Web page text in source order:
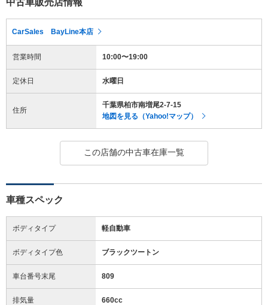
CarSales BayLine本店
営業時間 10:00〜19:00
定休日 水曜日
住所
千葉県柏市南増尾2-7-15
地図を見る（Yahoo!マップ）
この店舗の中古車在庫一覧
車種スペック
ボディタイプ 軽自動車
ボディタイプ色 ブラックツートン
車台番号末尾 809
排気量 660cc